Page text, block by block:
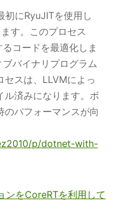
初にRyuJITを使用し
す。このプロセス
コードを最適化しま
バイナリプログラム
セスは、LLVMによっ
ル済みになります。ボ
のパフォーマンスが向
p/dotnet-with-
ンをCoreRTを利用して